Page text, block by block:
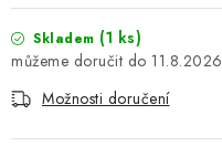
FAQ
Výstavy 2026
Skladem (1 ks)
11.8.2026
Možnosti doručení